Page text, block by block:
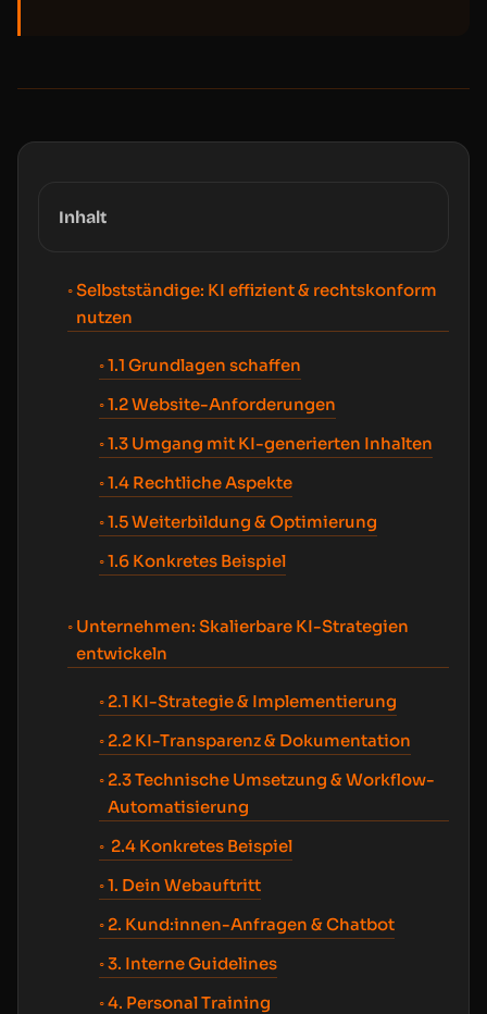
Inhalt
Selbstständige: KI effizient & rechtskonform
nutzen
1.1 Grundlagen schaffen
1.2 Website-Anforderungen
1.3 Umgang mit KI-generierten Inhalten
1.4 Rechtliche Aspekte
1.5 Weiterbildung & Optimierung
1.6 Konkretes Beispiel
Unternehmen: Skalierbare KI-Strategien
entwickeln
2.1 KI-Strategie & Implementierung
2.2 KI-Transparenz & Dokumentation
2.3 Technische Umsetzung & Workflow-
Automatisierung
2.4 Konkretes Beispiel
1. Dein Webauftritt
2. Kund:innen-Anfragen & Chatbot
3. Interne Guidelines
4. Personal Training